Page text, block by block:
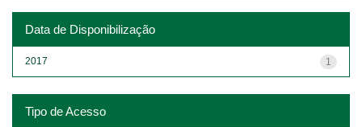
Data de Disponibilização
1
2017
Tipo de Acesso